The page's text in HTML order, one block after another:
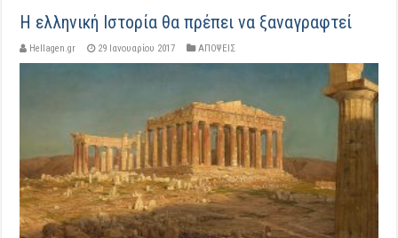
Η ελληνική Ιστορία θα πρέπει να ξαναγραφτεί
Hellagen.gr 29 Ιανουαρίου 2017 ΑΠΟΨΕΙΣ